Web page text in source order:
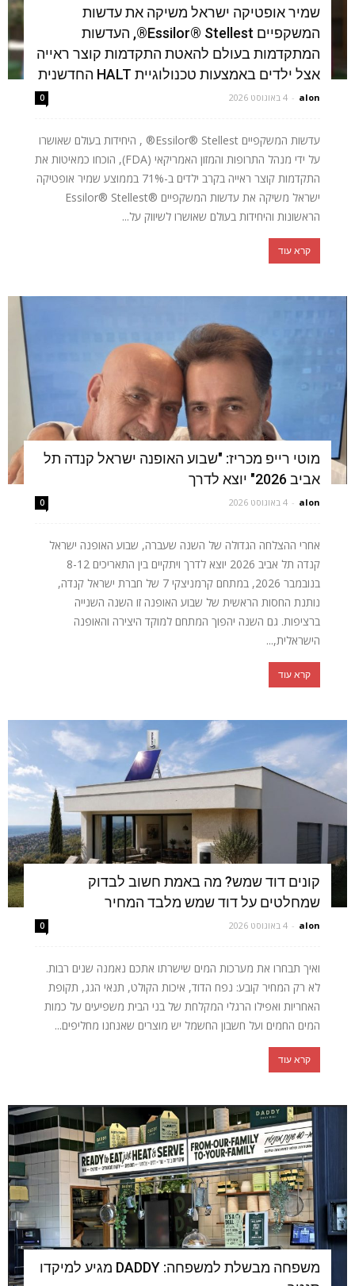
שמיר אופטיקה ישראל משיקה את עדשות
המשקפיים Essilor® Stellest®, העדשות
המתקדמות בעולם להאטת התקדמות קוצר ראייה
אצל ילדים באמצעות טכנולוגיית HALT החדשנית
alon
- 4 באוגוסט 2026 0
עדשות המשקפיים Essilor® Stellest® , היחידות בעולם שאושרו
על ידי מנהל התרופות והמזון האמריקאי (FDA), הוכחו כמאיטות את
התקדמות קוצר ראייה בקרב ילדים ב-71% בממוצע שמיר אופטיקה
ישראל משיקה את עדשות המשקפיים ®Essilor® Stellest
הראשונות והיחידות בעולם שאושרו לשיווק על...
קרא עוד
מוטי רייפ מכריז: "שבוע האופנה ישראל קנדה תל
אביב 2026" יוצא לדרך
alon
- 4 באוגוסט 2026 0
אחרי ההצלחה הגדולה של השנה שעברה, שבוע האופנה ישראל
קנדה תל אביב 2026 יוצא לדרך ויתקיים בין התאריכים 8-12
בנובמבר 2026, במתחם קרמניצקי 7 של חברת ישראל קנדה,
נותנת החסות הראשית של שבוע האופנה זו השנה השנייה
ברציפות. גם השנה יהפוך המתחם למוקד היצירה והאופנה
הישראלית,...
קרא עוד
קונים דוד שמש? מה באמת חשוב לבדוק
שמחלטים על דוד שמש מלבד המחיר
alon
- 4 באוגוסט 2026 0
ואיך תבחרו את מערכות המים שישרתו אתכם נאמנה שנים רבות.
לא רק המחיר קובע: נפח הדוד, איכות הקולט, תנאי הגג, תקופת
האחריות ואפילו הרגלי המקלחת של בני הבית משפיעים על כמות
המים החמים ועל חשבון החשמל יש מוצרים שאנחנו מחליפים...
קרא עוד
משפחה מבשלת למשפחה: DADDY מגיע למיקדו